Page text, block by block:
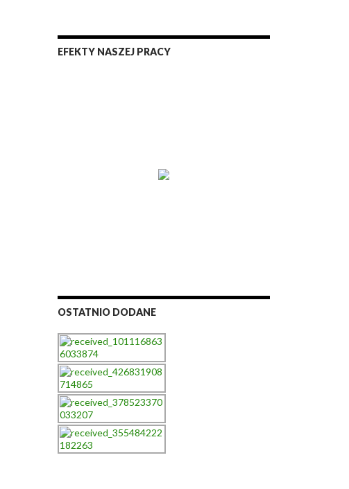
EFEKTY NASZEJ PRACY
OSTATNIO DODANE